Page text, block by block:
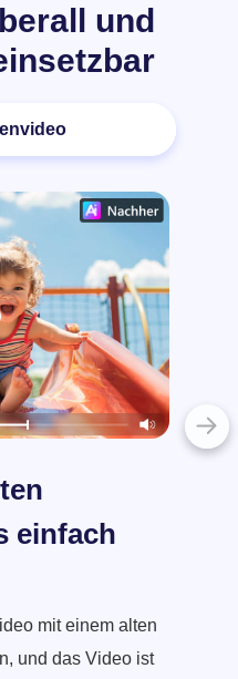
und
einfach
mit einem alten
und das Video ist